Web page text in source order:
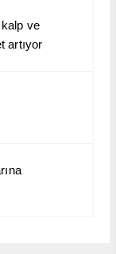
ve
artıyor